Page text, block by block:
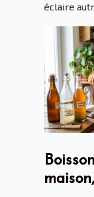
éclaire